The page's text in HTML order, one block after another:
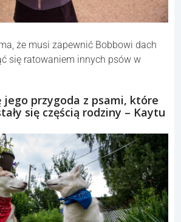
że musi zapewnić Bobbowi dach
się ratowaniem innych psów w
jego przygoda z psami, które
się częścią rodziny – Kaytu